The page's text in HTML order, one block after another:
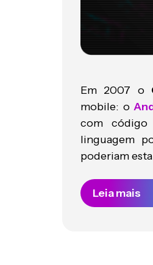
Em 2007 o
mobile: o
com código
linguagem
poderiam
Leia mais